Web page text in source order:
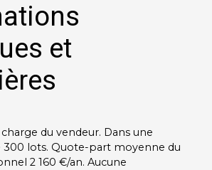
et
du vendeur. Dans une
lots. Quote-part moyenne du
2 160 €/an. Aucune